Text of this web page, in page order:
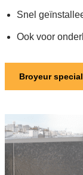
Snel
Ook voor
Broyeur